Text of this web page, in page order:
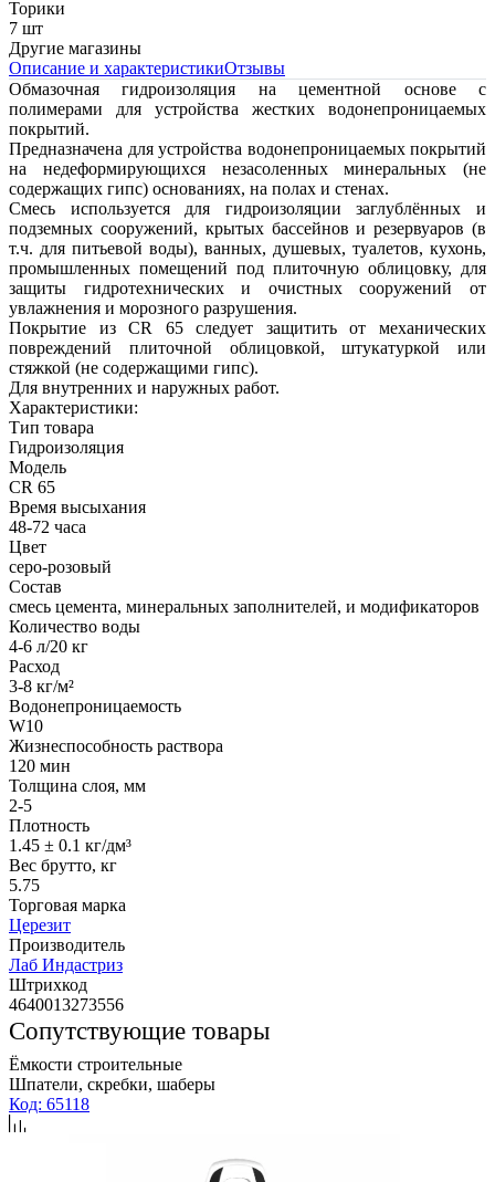
Торики
7 шт
Другие магазины
Описание и характеристикиОтзывы
Обмазочная гидроизоляция на цементной основе с
полимерами для устройства жестких водонепроницаемых
покрытий.
Предназначена для устройства водонепроницаемых покрытий
на недеформирующихся незасоленных минеральных (не
содержащих гипс) основаниях, на полах и стенах.
Смесь используется для гидроизоляции заглублённых и
подземных сооружений, крытых бассейнов и резервуаров (в
т.ч. для питьевой воды), ванных, душевых, туалетов, кухонь,
промышленных помещений под плиточную облицовку, для
защиты гидротехнических и очистных сооружений от
увлажнения и морозного разрушения.
Покрытие из CR 65 следует защитить от механических
повреждений плиточной облицовкой, штукатуркой или
стяжкой (не содержащими гипс).
Для внутренних и наружных работ.
Характеристики:
Тип товара
Гидроизоляция
Модель
СR 65
Время высыхания
48-72 часа
Цвет
серо-розовый
Состав
смесь цемента, минеральных заполнителей, и модификаторов
Количество воды
4-6 л/20 кг
Расход
3-8 кг/м²
Водонепроницаемость
W10
Жизнеспособность раствора
120 мин
Толщина слоя, мм
2-5
Плотность
1.45 ± 0.1 кг/дм³
Вес брутто, кг
5.75
Торговая марка
Церезит
Производитель
Лаб Индастриз
Штрихкод
4640013273556
Сопутствующие товары
Ёмкости строительные
Шпатели, скребки, шаберы
Код: 65118